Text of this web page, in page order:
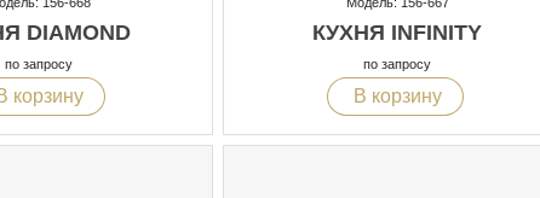
DIAMOND
по запросу
корзину
КУХНЯ INFINITY
по запросу
В корзину